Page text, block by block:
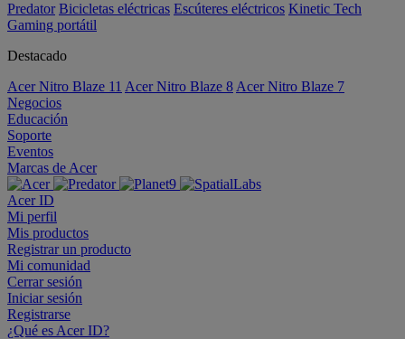
Predator Bicicletas eléctricas Escúteres eléctricos Kinetic Tech
Gaming portátil
Destacado
Acer Nitro Blaze 11 Acer Nitro Blaze 8 Acer Nitro Blaze 7
Negocios
Educación
Soporte
Eventos
Marcas de Acer
Acer ID
Mi perfil
Mis productos
Registrar un producto
Mi comunidad
Cerrar sesión
Iniciar sesión
Registrarse
¿Qué es Acer ID?